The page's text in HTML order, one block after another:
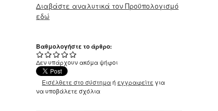
Διαβάστε αναλυτικά τον Προϋπολογισμό
εδώ
Βαθμολογήστε το άρθρο:
Δεν υπάρχουν ακόμα ψήφοι
Εισέλθετε στο σύστημαή εγγραφείτε για
να υποβάλετε σχόλια